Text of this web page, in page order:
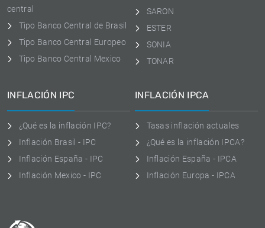
central
Tipo Banco Central de Brasil
Tipo Banco Central Europeo
Tipo Banco Central Mexico
SARON
ESTER
SONIA
TONAR
INFLACIÓN IPC
¿Qué es la inflación IPC?
Inflación Brasil - IPC
Inflación España - IPC
Inflación Mexico - IPC
INFLACIÓN IPCA
Tasas inflación actuales
¿Qué es la inflación IPCA?
Inflación España - IPCA
Inflación Europa - IPCA